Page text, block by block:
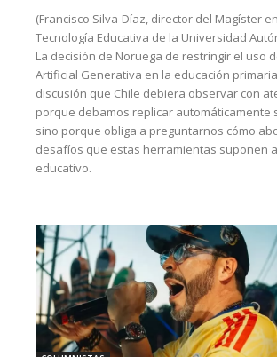
(Francisco Silva-Díaz, director del Magíster
Tecnología Educativa de la Universidad
La decisión de Noruega de restringir el uso
Artificial Generativa en la educación
discusión que Chile debiera observar con
porque debamos replicar automáticamente
sino porque obliga a preguntarnos cómo
desafíos que estas herramientas suponen
educativo.